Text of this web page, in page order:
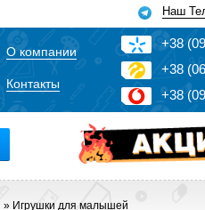
Наш
О компании
Контакты
+38 (09
+38 (0
+38 (0
» Игрушки для малышей